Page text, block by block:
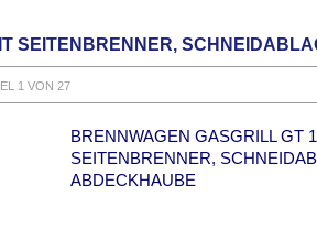
SEITENBRENNER,
1 VON 27
BRENNWAGEN GASGRILL GT
SEITENBRENNER,
ABDECKHAUBE